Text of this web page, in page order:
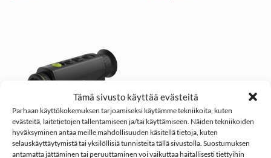
Tämä sivusto käyttää evästeitä
Parhaan käyttökokemuksen tarjoamiseksi käytämme tekniikoita, kuten
evästeitä, laitetietojen tallentamiseen ja/tai käyttämiseen. Näiden tekniikoiden
hyväksyminen antaa meille mahdollisuuden käsitellä tietoja, kuten
selauskäyttäytymistä tai yksilöllisiä tunnisteita tällä sivustolla. Suostumuksen
antamatta jättäminen tai peruuttaminen voi vaikuttaa haitallisesti tiettyihin
ILMAINEN TOIMITUS